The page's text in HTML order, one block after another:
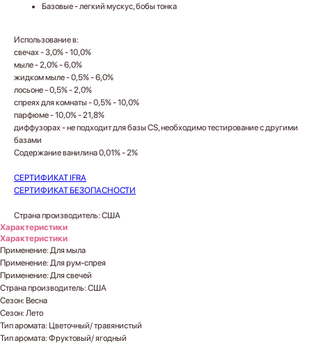
Базовые - легкий мускус, бобы тонка
Использование в:
свечах - 3,0% - 10,0%
мыле - 2,0% - 6,0%
жидком мыле - 0,5% - 6,0%
лосьоне - 0,5% - 2,0%
спреях для комнаты - 0,5% - 10,0%
парфюме - 10,0% - 21,8%
диффузорах - не подходит для базы CS, необходимо тестирование с другими
базами
Содержание ванилина 0,01% - 2%
СЕРТИФИКАТ IFRA
СЕРТИФИКАТ БЕЗОПАСНОСТИ
Страна производитель: США
Характеристики
Характеристики
Применение: Для мыла
Применение: Для рум-спрея
Применение: Для свечей
Страна производитель: США
Сезон: Весна
Сезон: Лето
Тип аромата: Цветочный/ травянистый
Тип аромата: Фруктовый/ ягодный